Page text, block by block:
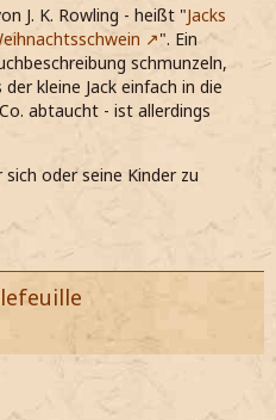
J. K. Rowling - heißt "Jacks
". Ein
schmunzeln,
kleine Jack einfach in die
abtaucht - ist allerdings
oder seine Kinder zu